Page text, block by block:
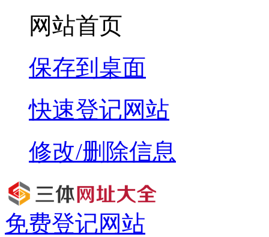
网站首页
保存到桌面
快速登记网站
修改/删除信息
免费登记网站